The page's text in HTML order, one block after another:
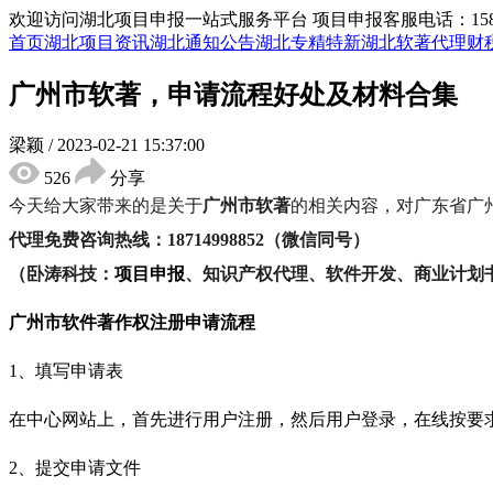
欢迎访问湖北项目申报一站式服务平台 项目申报客服电话：
首页湖北项目资讯湖北通知公告湖北专精特新湖北软著代理财
广州市软著，申请流程好处及材料合集
梁颖 / 2023-02-21 15:37:00
526
分享
今天给大家带来的是关于广州市软著的相关内容， 对广东省广
代理免费咨询热线： 18714998852（微信同号）
（卧涛科技： 项目申报、知识产权代理、软件开发、商业计划
广州市软件著作权注册申请流程
1、填写申请表
在中心网站上，首先进行用户注册，然后用户登录，在线按
2、提交申请文件